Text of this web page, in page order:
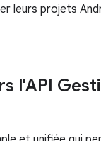
leurs projets
l'API